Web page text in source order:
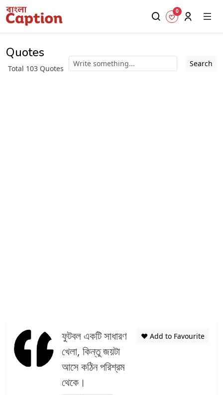
0
Quotes
Total 103 Quotes
Search
ফুটবল একটি সাধারণ
খেলা, কিন্তু জয়টা
আসে কঠিন পরিশ্রম
থেকে।
❤️ Add to Favourite